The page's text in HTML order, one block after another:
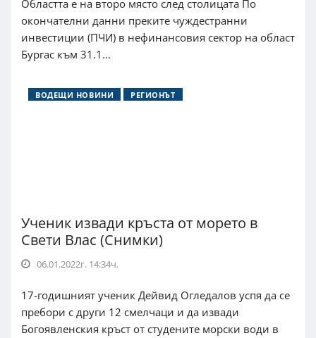
Областта е на второ място след столицата По
окончателни данни преките чуждестранни
инвестиции (ПЧИ) в нефинансовия сектор на област
Бургас към 31.1...
ВОДЕЩИ НОВИНИ РЕГИОНЪТ
Ученик извади кръста от морето в
Свети Влас (Снимки)
06.01.2022г. 14:34ч.
17-годишният ученик Дейвид Огледалов успя да се
пребори с други 12 смелчаци и да извади
Богоявленския кръст от студените морски води в